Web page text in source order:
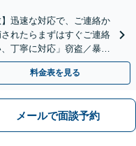
迅速な対応で、ご連絡か
れたらまずはすぐご連絡
丁寧に対応」窃盗／暴
（要相談）】
料金表を見る
メールで面談予約